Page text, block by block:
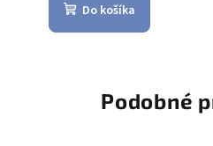
Do košíka
Podobné